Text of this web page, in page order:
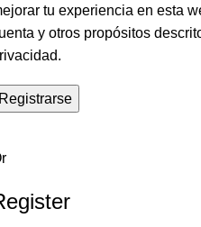
tu experiencia en esta
y otros propósitos
.